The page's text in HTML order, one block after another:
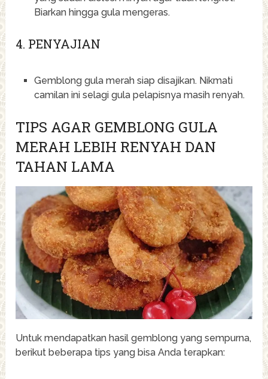
Biarkan hingga gula mengeras.
4. PENYAJIAN
Gemblong gula merah siap disajikan. Nikmati
camilan ini selagi gula pelapisnya masih renyah.
TIPS AGAR GEMBLONG GULA
MERAH LEBIH RENYAH DAN
TAHAN LAMA
Untuk mendapatkan hasil gemblong yang sempurna,
berikut beberapa tips yang bisa Anda terapkan: